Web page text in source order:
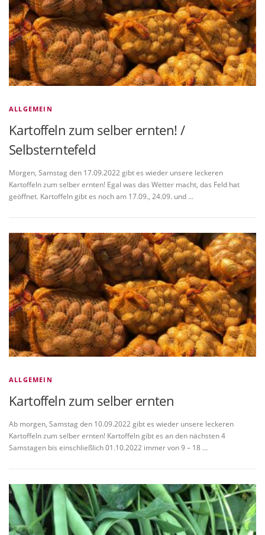
ALLGEMEIN
Kartoffeln zum selber ernten! /
Selbsterntefeld
Morgen, Samstag den 17.09.2022 gibt es wieder unsere leckeren
Kartoffeln zum selber ernten! Egal was das Wetter macht, das Feld hat
geöffnet. Kartoffeln gibt es noch am 17.09., 24.09. und …
ALLGEMEIN
Kartoffeln zum selber ernten
Ab morgen, Samstag den 10.09.2022 gibt es wieder unsere leckeren
Kartoffeln zum selber ernten! Kartoffeln gibt es an den nächsten 4
Samstagen bis einschließlich 01.10.2022 immer von 9 – 18 …